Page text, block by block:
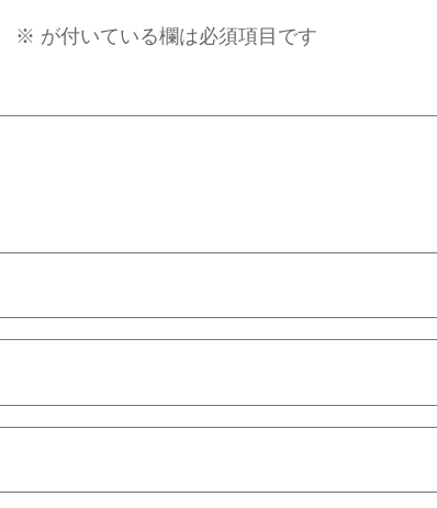
※ が付いている欄は必須項目です